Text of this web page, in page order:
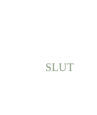
SLUT